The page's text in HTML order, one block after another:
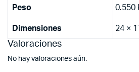
Peso 0.550
Dimensiones 24 ×
Valoraciones
No hay valoraciones aún.